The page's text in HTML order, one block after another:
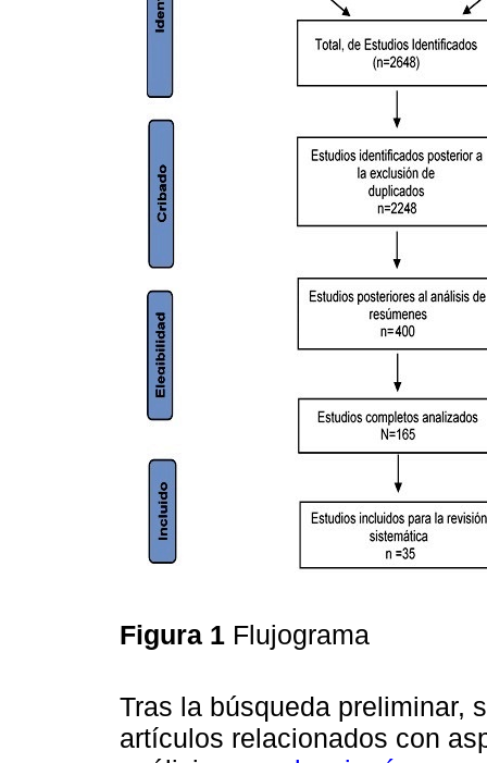
Figura 1 Flujograma
Tras la búsqueda preliminar,
artículos relacionados con